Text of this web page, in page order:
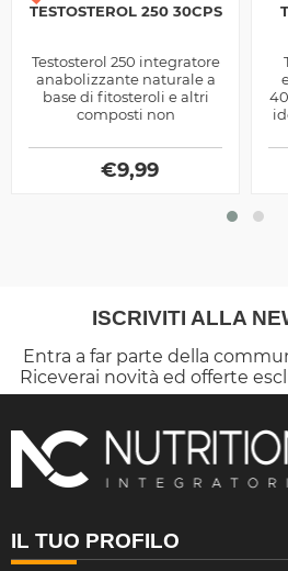
TESTOSTEROL 250 30CPS
Testosterol 250 integratore
anabolizzante naturale a
base di fitosteroli e altri
composti non
livelli di testosterone
naturale...
€9,99
ISCRIVITI ALLA
Entra a far parte della
Riceverai novità ed offerte
IL TUO PROFILO